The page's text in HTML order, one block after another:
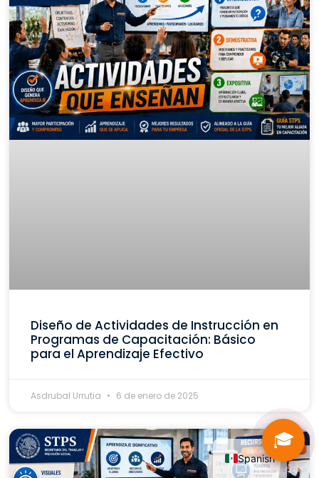
Diseño de Actividades de Instrucción en
Programas de Capacitación: Básico
para el Aprendizaje Efectivo
Asdrubal Urrutia 6 de enero de 2025
🎓
Spanish